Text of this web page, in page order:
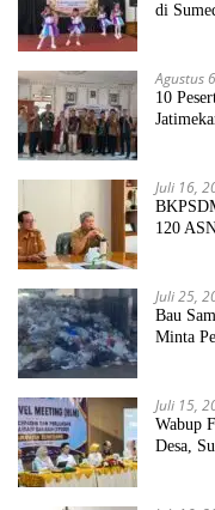
di
Agustus
10
Juli 16,
120
Juli 25,
Bau
Minta
Juli 15,
Wabup
Desa,